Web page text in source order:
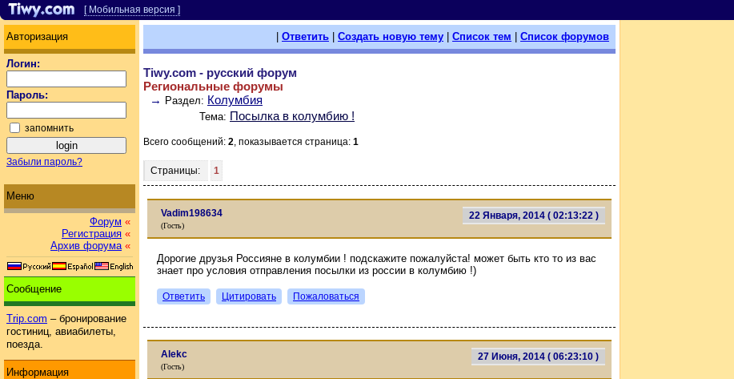
[ Мобильная версия ]
Авторизация
Логин:
Пароль:
запомнить
Забыли пароль?
Меню
Форум «
Регистрация «
Архив форума «
Сообщение
Trip.com – бронирование
гостиниц, авиабилеты,
поезда.
Информация
Ответить Создать новую тему Список тем Список форумов
Tiwy.com - русский форум
Региональные форумы
→ Раздел: Колумбия
Тема: Посылка в колумбию !
Всего сообщений: 2, показывается страница: 1
Страницы: 1
22 Января, 2014 ( 02:13:22 )
Vadim198634
(Гость)
Дорогие друзья Россияне в колумбии ! подскажите пожалуйста! может быть кто то из вас
знает про условия отправления посылки из россии в колумбию !)
Ответить Цитировать Пожаловаться
27 Июня, 2014 ( 06:23:10 )
Alekc
(Гость)